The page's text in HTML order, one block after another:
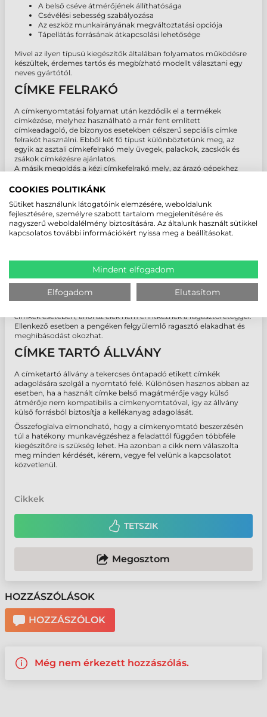
A belső cséve átmérőjének állíthatósága
Csévélési sebesség szabályozása
Az eszköz munkairányának megváltoztatási opciója
Tápellátás forrásának átkapcsolási lehetősége
Mivel az ilyen típusú kiegészítők általában folyamatos működésre
készültek, érdemes tartós és megbízható modellt választani egy
neves gyártótól.
CÍMKE FELRAKÓ
A címkenyomtatási folyamat után kezdődik el a termékek
címkézése, melyhez használható a már fent említett
címkeadagoló, de bizonyos esetekben célszerű sepciális címke
felrakót használni. Ebből két fő típust különböztetünk meg, az
egyik az asztali címkefelrakó mely üvegek, palackok, zacskók és
zsákok címkézésre ajánlatos.
A másik megoldás a kézi címkefelrakó mely, az árazó gépekhez
VÁGÓ
A címke vágó (angolul: cutter) egy másik komponens, amelyet
érdemes beépíteni a címkenyomtatóba. A címke tekercsek
darabolására szolgáló kiegészítő bizonyos címkenyomtatókba
és tálcával együtt kapható. A nyomtató elülső részére szereljük.
Minden vágási paramétert a nyomtató szoftver opcióiban állítunk
be.
Fontos megjegyezni, hogy a vágót olyan címkék vágására kell
címkék esetében, ahol az élek nem érintkeznek a ragasztóréteggel.
Ellenkező esetben a pengéken felgyülemlő ragasztó elakadhat és
meghibásodást okozhat.
CÍMKE TARTÓ ÁLLVÁNY
A címketartó állvány a tekercses öntapadó etikett címkék
adagolására szolgál a nyomtató felé. Különösen hasznos abban az
esetben, ha a használt címke belső magátmérője vagy külső
átmérője nem kompatibilis a címkenyomtatóval, így az állvány
külső forrásból biztosítja a kellékanyag adagolását.
Összefoglalva elmondható, hogy a címkenyomtató beszerzésén
túl a hatékony munkavégzéshez a feladattól függően többféle
kiegészítőre is szükség lehet. Ha azonban a cikk nem válaszolta
meg minden kérdését, kérem, vegye fel velünk a kapcsolatot
közvetlenül.
Cikkek
TETSZIK
Megosztom
HOZZÁSZÓLÁSOK
HOZZÁSZÓLOK
Még nem érkezett hozzászólás.
COOKIES POLITIKÁNK
Sütiket használunk látogatóink elemzésére, weboldalunk
fejlesztésére, személyre szabott tartalom megjelenítésére és
nagyszerű weboldalélmény biztosítására. Az általunk használt sütikkel
kapcsolatos további információkért nyissa meg a beállításokat.
Mindent elfogadom
Elfogadom Elutasítom